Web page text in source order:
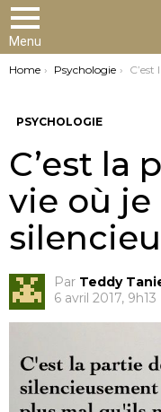
Menu
You are here:
Home Psychologie C’est la partie de
PSYCHOLOGIE
C’est la
vie où
Par Teddy
6 avril 2017, 9h13